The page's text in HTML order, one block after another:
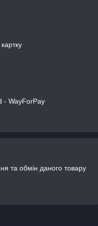
- WayForPay
та обмін даного товару